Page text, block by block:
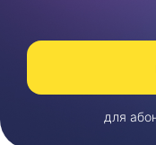
для